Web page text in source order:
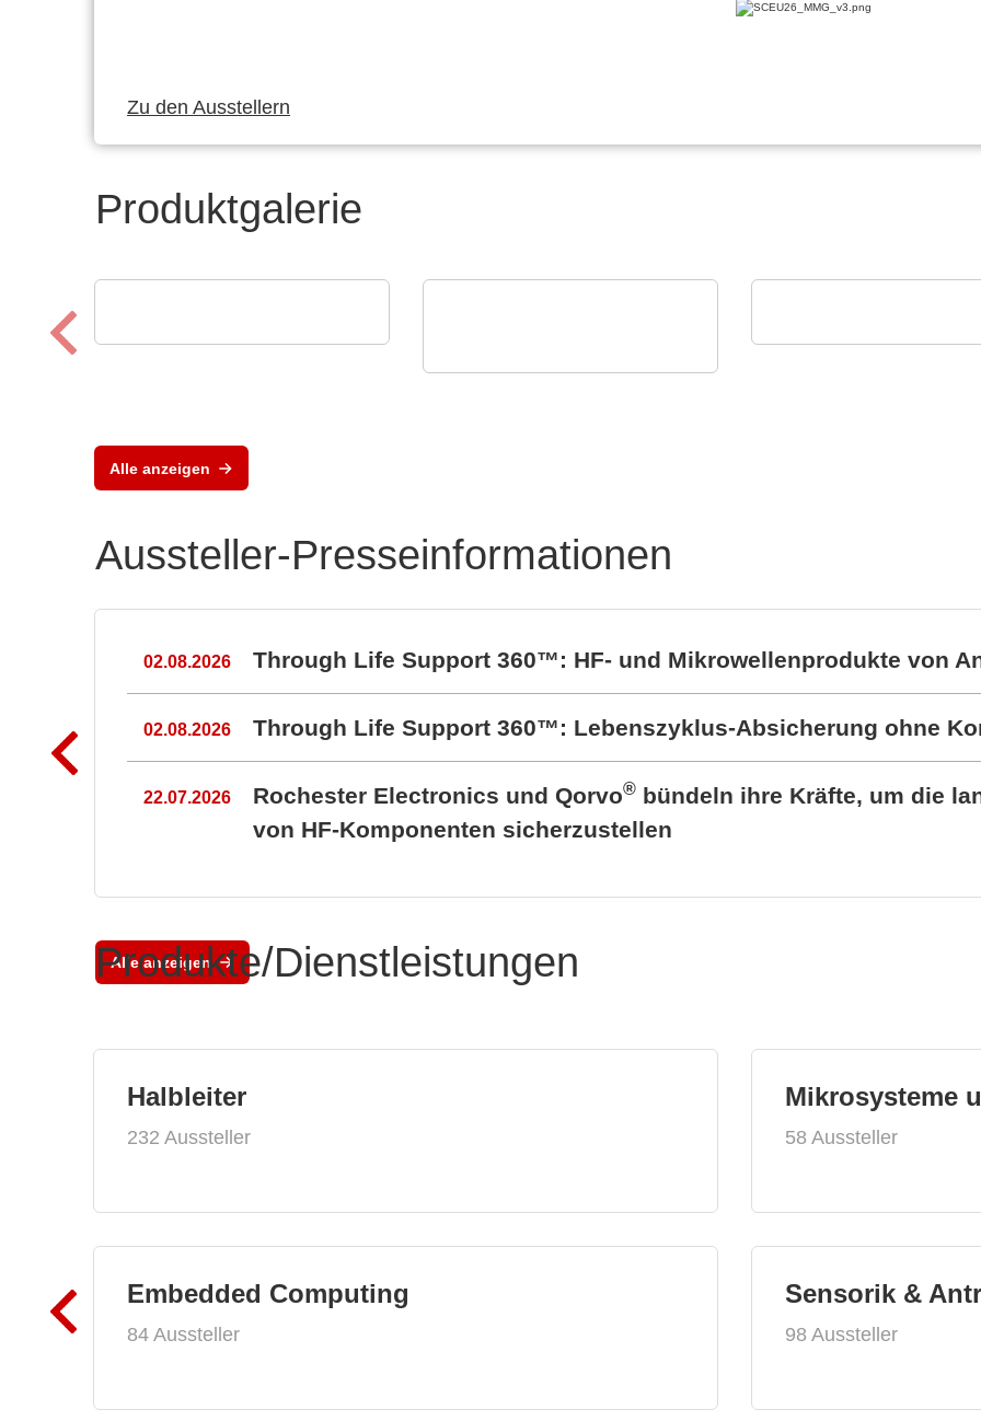
Zu den Ausstellern
Produktgalerie
Alle anzeigen
Aussteller-Presseinformationen
02.08.2026 Through Life Support 360™: HF- und Mikrowellenprodukte von
02.08.2026 Through Life Support 360™: Lebenszyklus-Absicherung ohne
22.07.2026 Rochester Electronics und Qorvo® bündeln ihre Kräfte, um die
von HF-Komponenten sicherzustellen
Alle anzeigen
Produkte/Dienstleistungen
Halbleiter
232 Aussteller
Embedded Computing
84 Aussteller
Mikrosysteme
58 Aussteller
Sensorik &
98 Aussteller